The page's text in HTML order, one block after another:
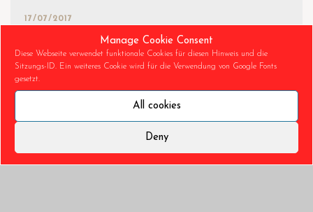
Manage Cookie Consent
Diese Webseite verwendet funktionale Cookies für diesen Hinweis und die
Sitzungs-ID. Ein weiteres Cookie wird für die Verwendung von Google Fonts
gesetzt.
All cookies
Deny
17/07/2017
OPEN GRID EUROPE – THE GAS WHEEL